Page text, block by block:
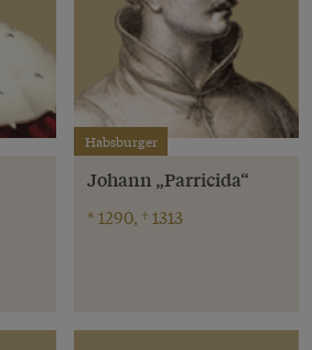
Habsburger
Johann „Parricida“
* 1290, † 1313